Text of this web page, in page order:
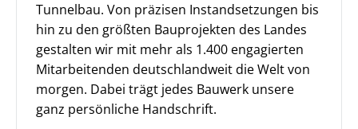
Tunnelbau. Von präzisen Instandsetzungen bis
hin zu den größten Bauprojekten des Landes
gestalten wir mit mehr als 1.400 engagierten
Mitarbeitenden deutschlandweit die Welt von
morgen. Dabei trägt jedes Bauwerk unsere
ganz persönliche Handschrift.